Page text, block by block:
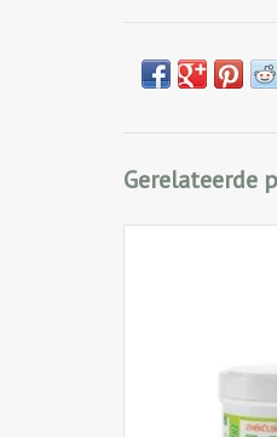
Gerelateerde
IN